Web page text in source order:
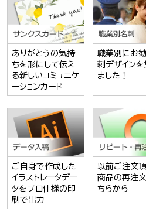
ありがとうの気持
ちを形にして伝え
る新しいコミュニケ
ーションカード
職業別にお
刺デザインを
ました！
ご自身で作成した
イラストレータデー
タをプロ仕様の印
刷で出力
以前ご注文
商品の再注
ちらから